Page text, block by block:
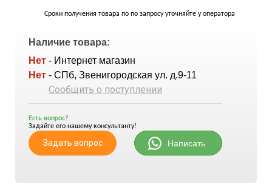
Сроки получения товара по по запросу уточняйте у оператора
Наличие товара:
Нет - Интернет магазин
Нет - СПб, Звенигородская ул. д.9-11
Сообщить о поступлении
Есть вопрос?
Задайте его нашему консультанту!
Задать вопрос Написать